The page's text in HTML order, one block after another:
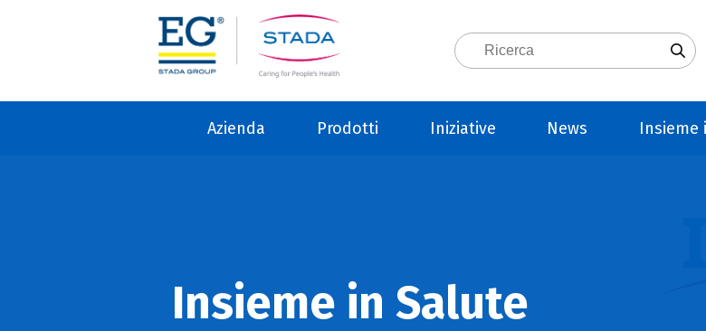
Azienda Prodotti Iniziative News Insieme
Insieme in Salute